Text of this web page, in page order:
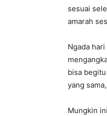
sesuai
amarah
Ngada
bisa
yang
Mungkin